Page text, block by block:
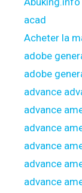
acad
Acheter la
adobe
adobe
advance
advance
advance
advance
advance
advance